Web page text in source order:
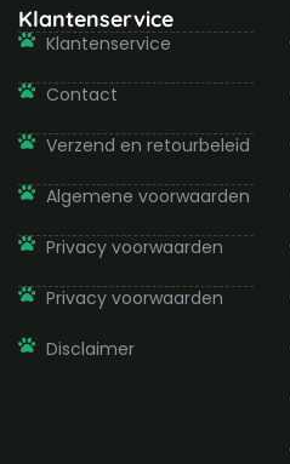
o g
Klantenservice
Klantenservice
Contact
Verzend en retourbeleid
Algemene voorwaarden
Privacy voorwaarden
Privacy voorwaarden
Disclaimer